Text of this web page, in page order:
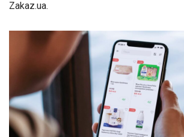
Zakaz.ua.